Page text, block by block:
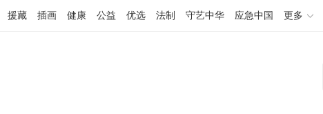
援藏 插画 健康 公益 优选 法制 守艺中华 应急中国 更多